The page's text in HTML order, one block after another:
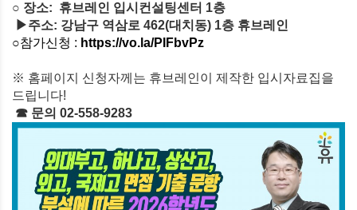
○ 장소: 휴브레인 입시컨설팅센터 1층
▶주소: 강남구 역삼로 462(대치동) 1층 휴브레인
○참가신청 : https://vo.la/PIFbvPz
※ 홈페이지 신청자께는 휴브레인이 제작한 입시자료집을
드립니다!
☎ 문의 02-558-9283